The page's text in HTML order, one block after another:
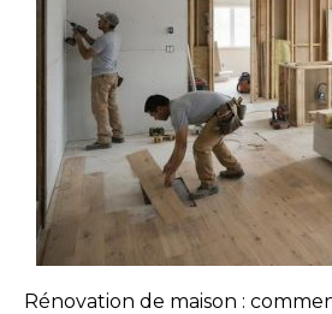
Rénovation de maison :